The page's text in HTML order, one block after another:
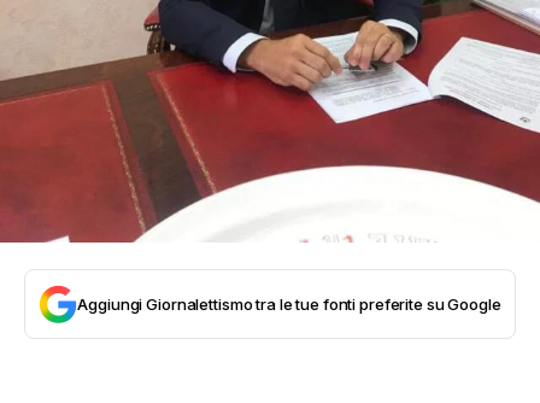
Aggiungi Giornalettismo tra le tue fonti preferite su Google